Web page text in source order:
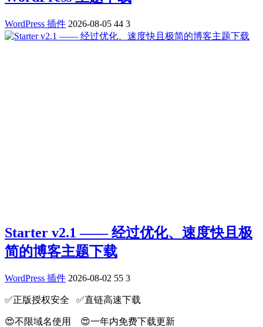
WordPress 插件 2026-08-05 44 3
Starter v2.1 —— 经过优化、速度快且极
简的博客主题下载
WordPress 插件 2026-08-02 55 3
✅️正版授权安全 ✅️直链高速下载
😍不限域名使用 😍一年内免费下载更新